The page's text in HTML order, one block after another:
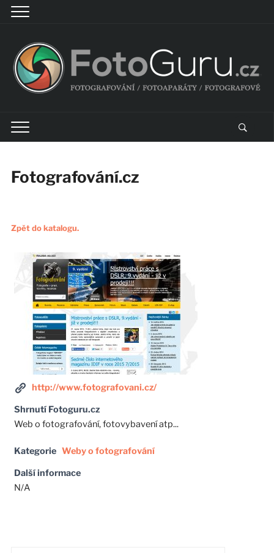
Fotografování.cz
Zpět do katalogu.
http://www.fotografovani.cz/
Shrnutí Fotoguru.cz
Web o fotografování, fotovybavení atp...
Kategorie Weby o fotografování
Další informace
N/A